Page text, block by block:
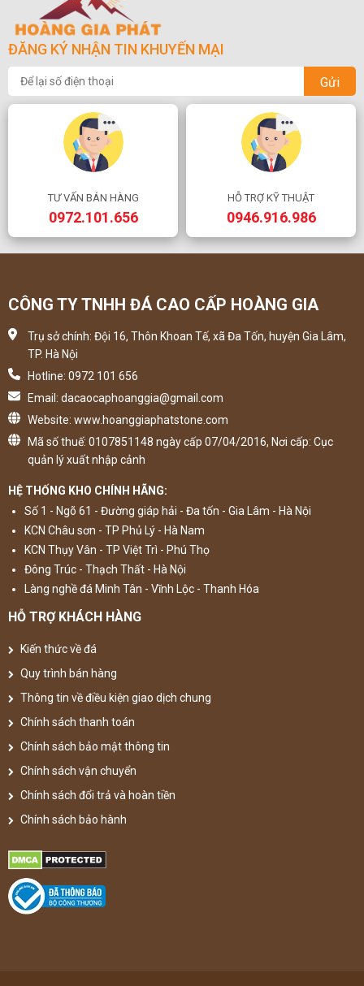
ĐĂNG KÝ NHẬN TIN KHUYẾN MẠI
Gửi
TƯ VẤN BÁN HÀNG
0972.101.656
HỖ TRỢ KỸ THUẬT
0946.916.986
CÔNG TY TNHH ĐÁ CAO CẤP HOÀNG GIA
Trụ sở chính: Đội 16, Thôn Khoan Tế, xã Đa Tốn, huyện Gia Lâm,
TP. Hà Nội
Hotline: 0972 101 656
Email: dacaocaphoanggia@gmail.com
Website: www.hoanggiaphatstone.com
Mã số thuế: 0107851148 ngày cấp 07/04/2016, Nơi cấp: Cục
quản lý xuất nhập cảnh
HỆ THỐNG KHO CHÍNH HÃNG:
Số 1 - Ngõ 61 - Đường giáp hải - Đa tốn - Gia Lâm - Hà Nội
KCN Châu sơn - TP Phủ Lý - Hà Nam
KCN Thụy Vân - TP Việt Trì - Phú Thọ
Đông Trúc - Thạch Thất - Hà Nội
Làng nghề đá Minh Tân - Vĩnh Lộc - Thanh Hóa
HỖ TRỢ KHÁCH HÀNG
Kiến thức về đá
Quy trình bán hàng
Thông tin về điều kiện giao dịch chung
Chính sách thanh toán
Chính sách bảo mật thông tin
Chính sách vận chuyển
Chính sách đổi trả và hoàn tiền
Chính sách bảo hành